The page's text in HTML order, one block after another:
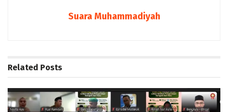
Suara Muhammadiyah
Related Posts